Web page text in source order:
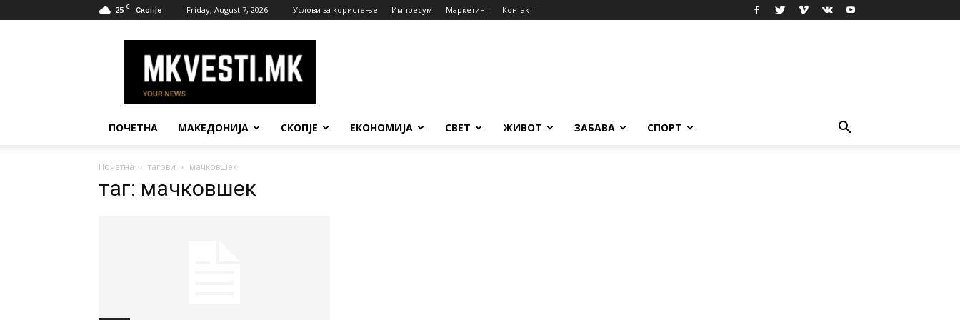
25 C Скопје Friday, August 7, 2026 Услови за користење Импресум Маркетинг Контакт
Вести
ПОЧЕТНА МАКЕДОНИЈА СКОПЈЕ ЕКОНОМИЈА СВЕТ ЖИВОТ ЗАБАВА СПОРТ
Почетна тагови мачковшек
таг: мачковшек